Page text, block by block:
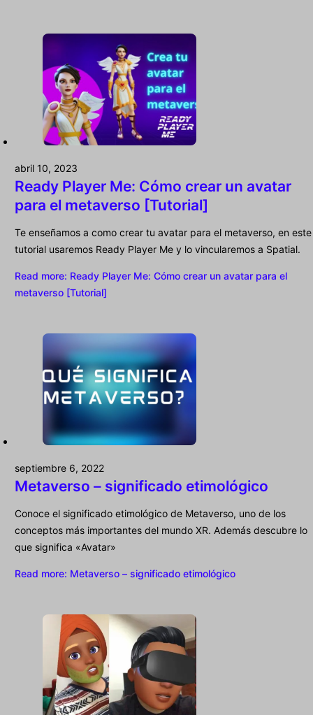
abril 10, 2023
Ready Player Me: Cómo crear un avatar
para el metaverso [Tutorial]
Te enseñamos a como crear tu avatar para el metaverso, en este
tutorial usaremos Ready Player Me y lo vincularemos a Spatial.
Read more: Ready Player Me: Cómo crear un avatar para el
metaverso [Tutorial]
septiembre 6, 2022
Metaverso – significado etimológico
Conoce el significado etimológico de Metaverso, uno de los
conceptos más importantes del mundo XR. Además descubre lo
que significa «Avatar»
Read more: Metaverso – significado etimológico